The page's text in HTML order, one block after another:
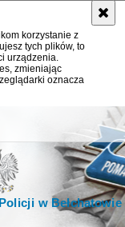
korzystanie z
tych plików, to
urządzenia.
zmieniając
oznacza
w Bełchatowie